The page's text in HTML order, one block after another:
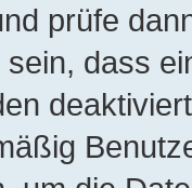
prüfe
dass